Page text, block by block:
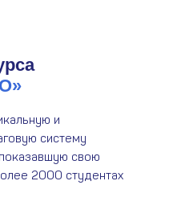
и
систему
свою
2000 студентах